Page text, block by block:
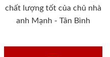
chất lượng tốt của chủ nhà
anh Mạnh - Tân Bình